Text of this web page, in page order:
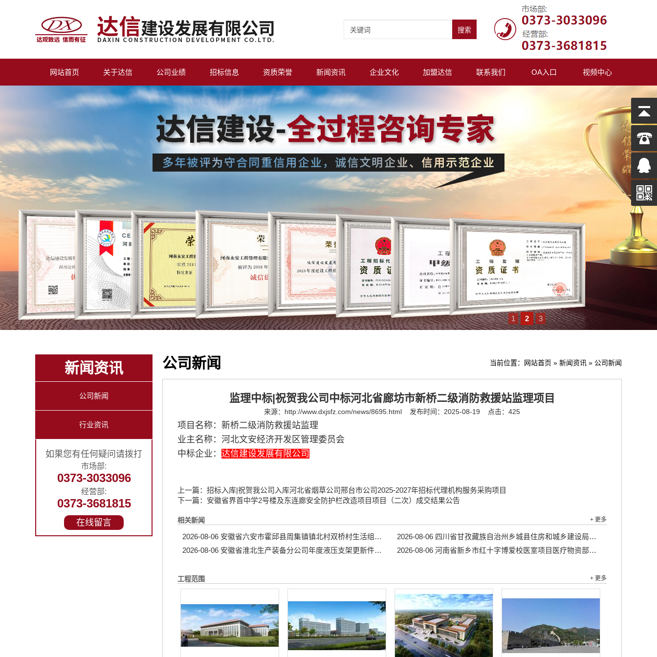
网站首页 关于达信 公司业绩 招标信息 资质荣誉 新闻资讯 企业文化 加盟达信 联系我们 OA入口 视频中心
1 2 3
新闻资讯
公司新闻
行业资讯
如果您有任何疑问请拨打
市场部:
0373-3033096
经营部:
0373-3681815
在线留言
公司新闻 当前位置： 网站首页 » 新闻资讯 » 公司新闻
监理中标|祝贺我公司中标河北省廊坊市新桥二级消防救援站监理项目
来源： http://www.dxjsfz.com/news/8695.html 发布时间：2025-08-19 点击：425
项目名称： 新桥二级消防救援站监理
业主名称： 河北文安经济开发区管理委员会
中标企业： 达信建设发展有限公司
上一篇： 招标入库|祝贺我公司入库河北省烟草公司邢台市公司2025-2027年招标代理机构服务采购项目
下一篇： 安徽省界首中学2号楼及东连廊安全防护栏改造项目项目（二次）成交结果公告
相关新闻 + 更多
2026-08-06 安徽省六安市霍邱县周集镇镇北村双桥村生活组道路工程... 2026-08-06 四川省甘孜藏族自治州乡城县住房和城乡建设局乡城县城区主街巷环境整治及绿地配套工程竞争性磋商公告...
2026-08-06 安徽省淮北生产装备分公司年度液压支架更新件采购项目招标公告... 2026-08-06 河南省新乡市红十字博爱校医室项目医疗物资部分...
工程范围 + 更多